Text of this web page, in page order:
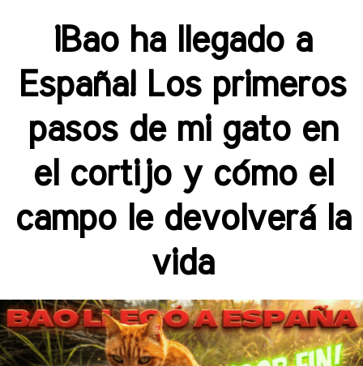
¡Bao ha llegado a
España! Los primeros
pasos de mi gato en
el cortijo y cómo el
campo le devolverá la
vida